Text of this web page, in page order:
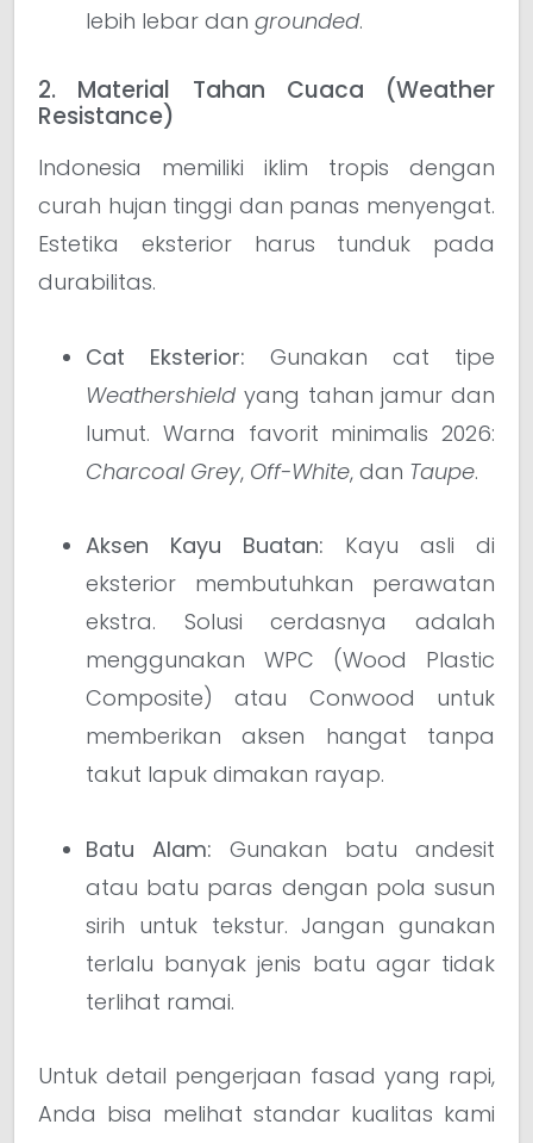
lebih lebar dan grounded.
2. Material Tahan Cuaca (Weather
Resistance)
Indonesia memiliki iklim tropis dengan
curah hujan tinggi dan panas menyengat.
Estetika eksterior harus tunduk pada
durabilitas.
Cat Eksterior: Gunakan cat tipe
Weathershield yang tahan jamur dan
lumut. Warna favorit minimalis 2026:
Charcoal Grey, Off-White, dan Taupe.
Aksen Kayu Buatan: Kayu asli di
eksterior membutuhkan perawatan
ekstra. Solusi cerdasnya adalah
menggunakan WPC (Wood Plastic
Composite) atau Conwood untuk
memberikan aksen hangat tanpa
takut lapuk dimakan rayap.
Batu Alam: Gunakan batu andesit
atau batu paras dengan pola susun
sirih untuk tekstur. Jangan gunakan
terlalu banyak jenis batu agar tidak
terlihat ramai.
Untuk detail pengerjaan fasad yang rapi,
Anda bisa melihat standar kualitas kami